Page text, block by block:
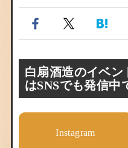
白扇酒造のイベン
はSNSでも発信中
Instagram